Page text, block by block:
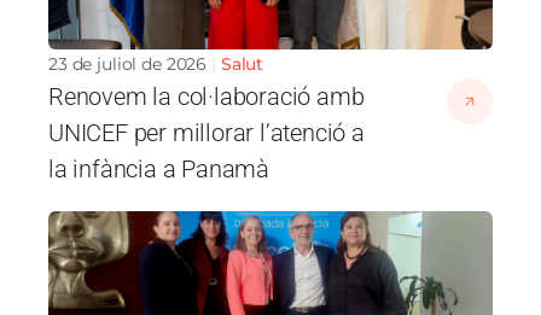
23 de juliol de 2026 Salut
Renovem la col·laboració amb
UNICEF per millorar l’atenció a
la infància a Panamà
Imatge